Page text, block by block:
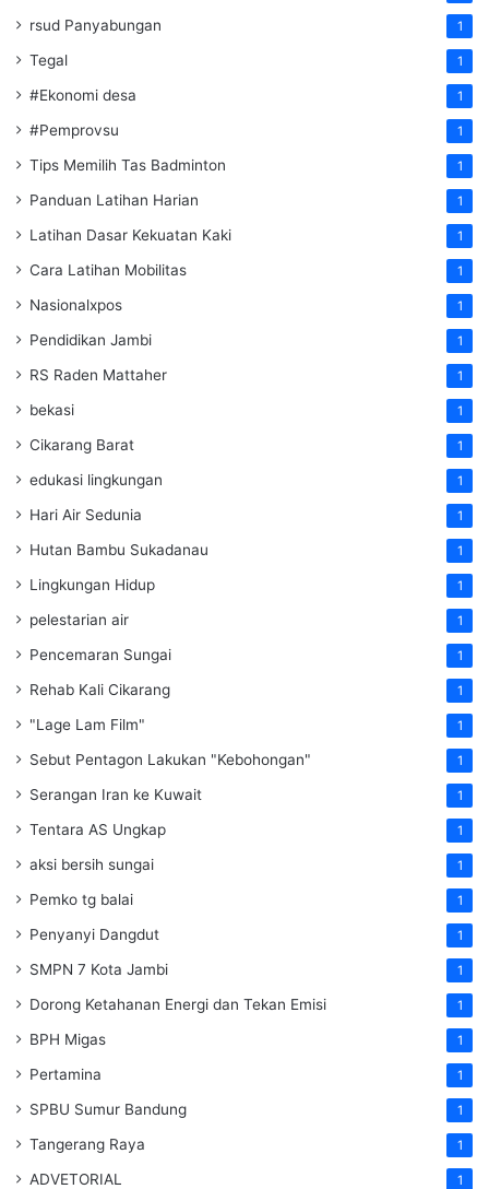
rsud Panyabungan 1
Tegal 1
#Ekonomi desa 1
#Pemprovsu 1
Tips Memilih Tas Badminton 1
Panduan Latihan Harian 1
Latihan Dasar Kekuatan Kaki 1
Cara Latihan Mobilitas 1
Nasionalxpos 1
Pendidikan Jambi 1
RS Raden Mattaher 1
bekasi 1
Cikarang Barat 1
edukasi lingkungan 1
Hari Air Sedunia 1
Hutan Bambu Sukadanau 1
Lingkungan Hidup 1
pelestarian air 1
Pencemaran Sungai 1
Rehab Kali Cikarang 1
"Lage Lam Film" 1
Sebut Pentagon Lakukan "Kebohongan" 1
Serangan Iran ke Kuwait 1
Tentara AS Ungkap 1
aksi bersih sungai 1
Pemko tg balai 1
Penyanyi Dangdut 1
SMPN 7 Kota Jambi 1
Dorong Ketahanan Energi dan Tekan Emisi 1
BPH Migas 1
Pertamina 1
SPBU Sumur Bandung 1
Tangerang Raya 1
ADVETORIAL 1